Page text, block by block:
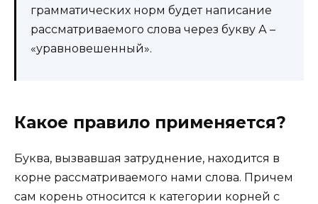
грамматических норм будет написание
рассматриваемого слова через букву А –
«уравновешенный».
Какое правило применяется?
Буква, вызвавшая затруднение, находится в
корне рассматриваемого нами слова. Причем
сам корень относится к категории корней с